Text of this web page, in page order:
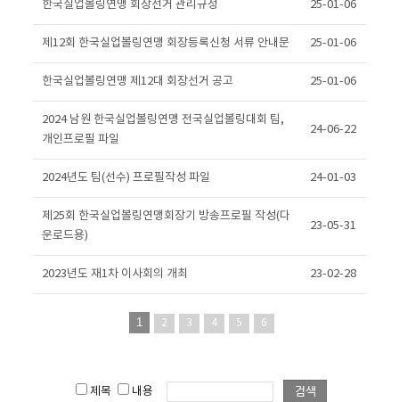
한국실업볼링연맹 회장선거 관리규정 25-01-06
제12회 한국실업볼링연맹 회장등록신청 서류 안내문 25-01-06
한국실업볼링연맹 제12대 회장선거 공고 25-01-06
2024 남원 한국실업볼링연맹 전국실업볼링대회 팀,
개인프로필 파일
24-06-22
2024년도 팀(선수) 프로필작성 파일 24-01-03
제25회 한국실업볼링연맹회장기 방송프로필 작성(다
운로드용)
23-05-31
2023년도 재1차 이사회의 개최 23-02-28
1 2 3 4 5 6
제목 내용